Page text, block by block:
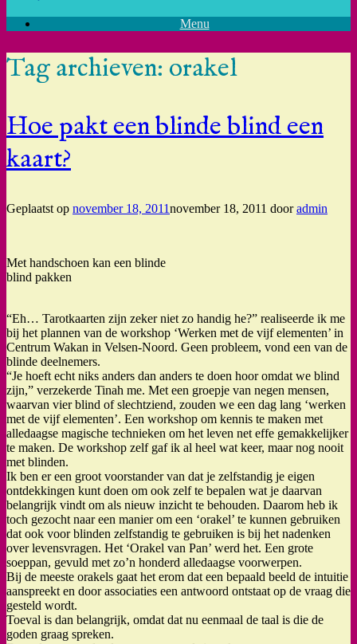
Menu
Tag archieven: orakel
Hoe pakt een blinde blind een
kaart?
Geplaatst op november 18, 2011november 18, 2011 dooradmin
Met handschoen kan een blinde
blind pakken
“Eh… Tarotkaarten zijn zeker niet zo handig he?” realiseerde ik me
bij het plannen van de workshop ‘Werken met de vijf elementen’ in
Centrum Wakan in Velsen-Noord. Geen probleem, vond een van de
blinde deelnemers.
“Je hoeft echt niks anders dan anders te doen hoor omdat we blind
zijn,” verzekerde Tinah me. Met een groepje van negen mensen,
waarvan vier blind of slechtziend, zouden we een dag lang ‘werken
met de vijf elementen’. Een workshop om kennis te maken met
alledaagse magische technieken om het leven net effe gemakkelijker
te maken. De workshop zelf gaf ik al heel wat keer, maar nog nooit
met blinden.
Ik ben er een groot voorstander van dat je zelfstandig je eigen
ontdekkingen kunt doen om ook zelf te bepalen wat je daarvan
belangrijk vindt om als nieuw inzicht te behouden. Daarom heb ik
toch gezocht naar een manier om een ‘orakel’ te kunnen gebruiken
dat ook voor blinden zelfstandig te gebruiken is bij het nadenken
over levensvragen. Het ‘Orakel van Pan’ werd het. Een grote
soeppan, gevuld met zo’n honderd alledaagse voorwerpen.
Bij de meeste orakels gaat het erom dat een bepaald beeld de intuitie
aanspreekt en door associaties een antwoord ontstaat op de vraag die
gesteld wordt.
Toeval is dan belangrijk, omdat dat nu eenmaal de taal is die de
goden graag spreken.